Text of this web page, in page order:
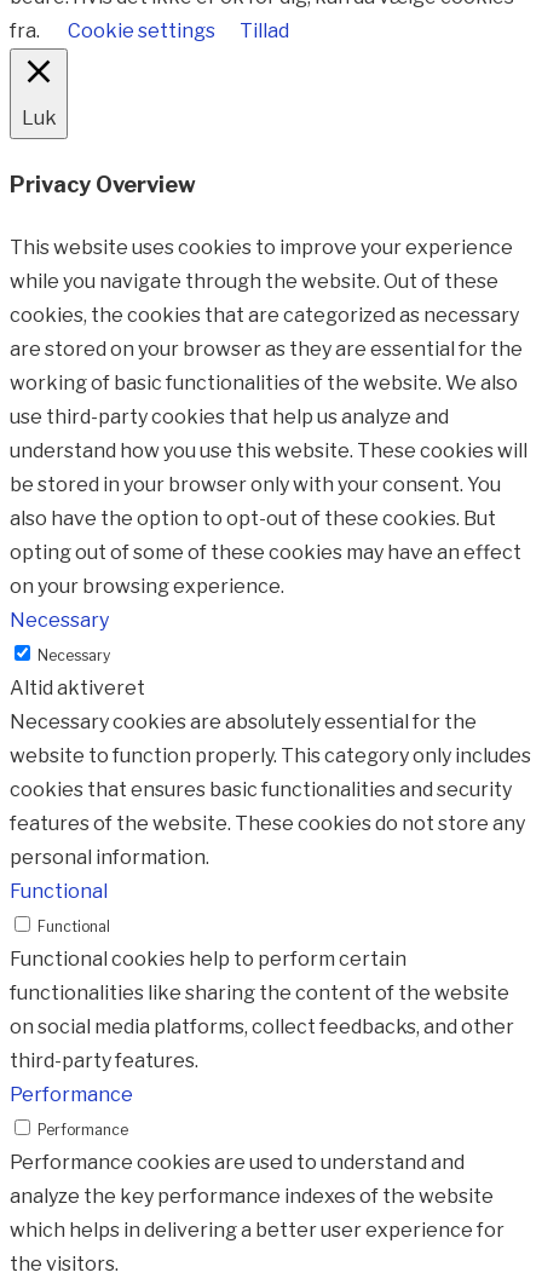
fra.
Cookie settings Tillad
Luk
Privacy Overview
This website uses cookies to improve your experience
while you navigate through the website. Out of these
cookies, the cookies that are categorized as necessary
are stored on your browser as they are essential for the
working of basic functionalities of the website. We also
use third-party cookies that help us analyze and
understand how you use this website. These cookies will
be stored in your browser only with your consent. You
also have the option to opt-out of these cookies. But
opting out of some of these cookies may have an effect
on your browsing experience.
Necessary
Necessary
Altid aktiveret
Necessary cookies are absolutely essential for the
website to function properly. This category only includes
cookies that ensures basic functionalities and security
features of the website. These cookies do not store any
personal information.
Functional
Functional
Functional cookies help to perform certain
functionalities like sharing the content of the website
on social media platforms, collect feedbacks, and other
third-party features.
Performance
Performance
Performance cookies are used to understand and
analyze the key performance indexes of the website
which helps in delivering a better user experience for
the visitors.